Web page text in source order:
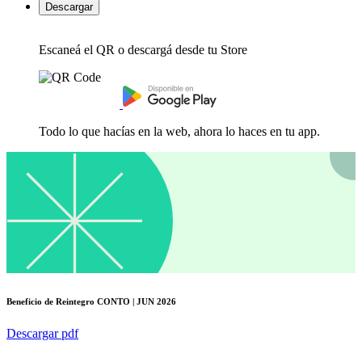
Descargar
Escaneá el QR o descargá desde tu Store
Todo lo que hacías en la web, ahora lo haces en tu app.
Beneficio de Reintegro CONTO | JUN 2026
Descargar pdf